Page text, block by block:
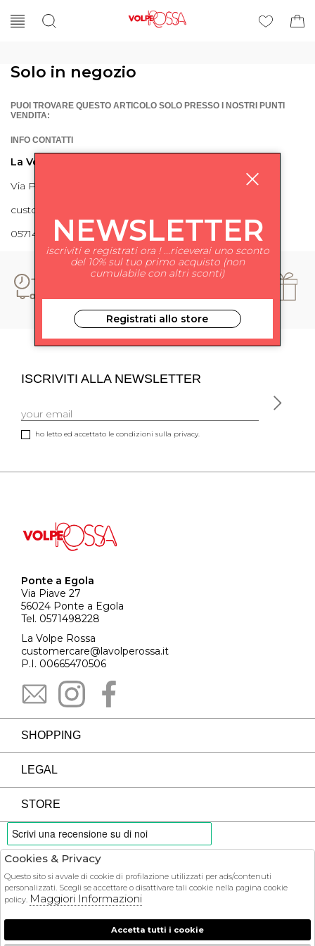
Solo in negozio
PUOI TROVARE QUESTO ARTICOLO SOLO PRESSO I NOSTRI PUNTI
VENDITA:
INFO CONTATTI
La Volpe Rossa
Via Piave 27 56024 Ponte a Egola
customercare@lavolperossa.it
0571498228
ISCRIVITI ALLA NEWSLETTER
ho letto ed accettato le condizioni sulla privacy.
Ponte a Egola
Via Piave 27
56024 Ponte a Egola
Tel. 0571498228
La Volpe Rossa
customercare@lavolperossa.it
P.I. 00665470506
SHOPPING
LEGAL
STORE
PAYMENTS
COURIER
NEWSLETTER
iscriviti e registrati ora ! ...riceverai uno sconto
del 10% sul tuo primo acquisto (non
cumulabile con altri sconti)
Registrati allo store
Cookies & Privacy
Questo sito si avvale di cookie di profilazione utilizzati per ads/contenuti
personalizzati. Scegli se accettare o disattivare tali cookie nella pagina cookie
policy. Maggiori Informazioni
Accetta tutti i cookie